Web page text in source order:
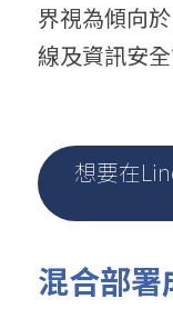
界視為傾向
線及資訊安全
想要在
混合部